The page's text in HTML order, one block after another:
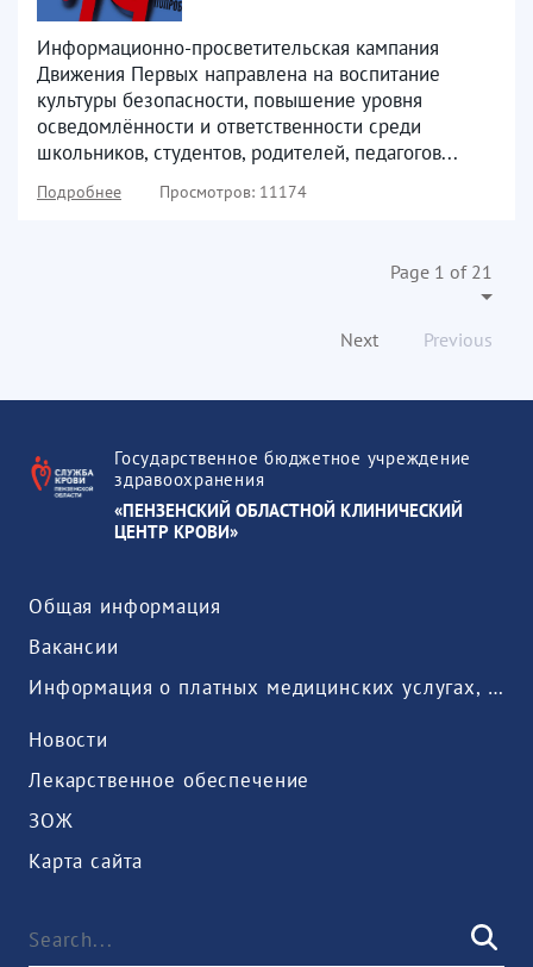
Информационно-просветительская кампания
Движения Первых направлена на воспитание
культуры безопасности, повышение уровня
осведомлённости и ответственности среди
школьников, студентов, родителей, педагогов...
Подробнее Просмотров: 11174
Page 1 of 21
Previous
Next
Государственное бюджетное учреждение
здравоохранения
«ПЕНЗЕНСКИЙ ОБЛАСТНОЙ КЛИНИЧЕСКИЙ
ЦЕНТР КРОВИ»
Общая информация
Вакансии
Информация о платных медицинских услугах, предоставляемых медицинской организацией
Новости
Лекарственное обеспечение
ЗОЖ
Карта сайта